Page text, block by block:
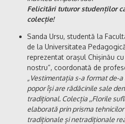
Felicitări tuturor studenților
colecție!
Sanda Ursu, studentă la
de la Universitatea
reprezentat orașul Chișinău
nostru“, coordonată de
„Vestimentația s-a format de-
popor își are rădăcinile sale
tradițional. Colecția ,,Florile
elaborată prin prisma
tradiționale și netradiționale